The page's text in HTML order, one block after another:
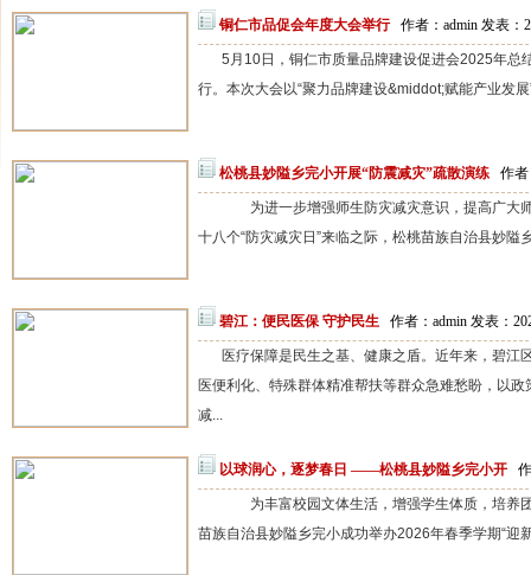
铜仁市品促会年度大会举行 作者：admin 发表：
5月10日，铜仁市质量品牌建设促进会2025年总
行。本次大会以“聚力品牌建设&middot;赋能产业发
松桃县妙隘乡完小开展“防震减灾”疏散演练 作者
为进一步增强师生防灾减灾意识，提高广大
十八个“防灾减灾日”来临之际，松桃苗族自治县妙隘
碧江：便民医保 守护民生 作者：admin 发表：
医疗保障是民生之基、健康之盾。近年来，碧江
医便利化、特殊群体精准帮扶等群众急难愁盼，以
减...
以球润心，逐梦春日 ——松桃县妙隘乡完小开
为丰富校园文体生活，增强学生体质，培养
苗族自治县妙隘乡完小成功举办2026年春季学期“迎